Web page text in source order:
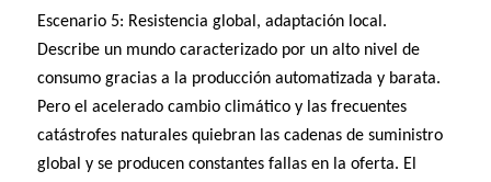
Escenario 5: Resistencia global, adaptación local.
Describe un mundo caracterizado por un alto nivel de
consumo gracias a la producción automatizada y barata.
Pero el acelerado cambio climático y las frecuentes
catástrofes naturales quiebran las cadenas de suministro
global y se producen constantes fallas en la oferta. El